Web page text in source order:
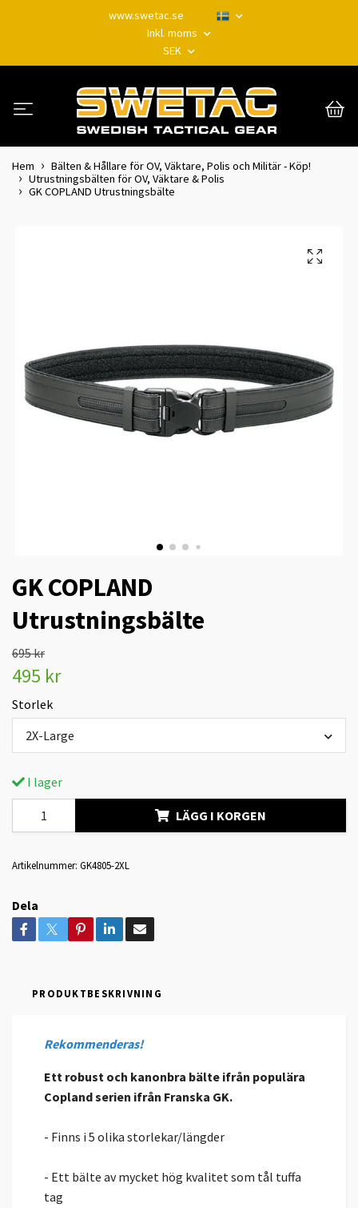
www.swetac.se
Inkl. moms
SEK
Hem
Bälten & Hållare för OV, Väktare, Polis och Militär - Köp!
Utrustningsbälten för OV, Väktare & Polis
GK COPLAND Utrustningsbälte
GK COPLAND
Utrustningsbälte
695 kr
495 kr
Storlek
2X-Large
I lager
LÄGG I KORGEN
Artikelnummer: GK4805-2XL
Dela
PRODUKTBESKRIVNING
Rekommenderas!
Ett robust och kanonbra bälte ifrån populära
Copland serien ifrån Franska GK.
- Finns i 5 olika storlekar/längder
- Ett bälte av mycket hög kvalitet som tål tuffa
tag